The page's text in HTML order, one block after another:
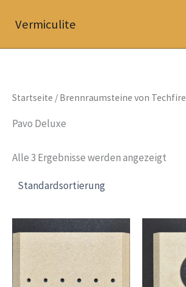
InhaltVermiculite
Startseite / Brennraumsteine von Techfire
Pavo Deluxe
Alle 3 Ergebnisse werden angezeigt